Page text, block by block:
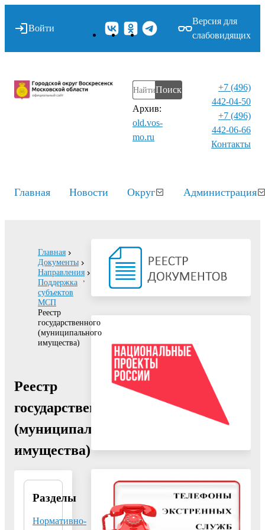
Войти
Версия для
слабовидящих
Поиск
Архив:
old.vos-
mo.ru
+7 (496)
442-04-50
+7 (496)
442-06-66
Контакты⁠
Главная Новости Округ Администрация
Главная
Документы
Направления
Поддержка
субъектов
МСП
Реестр
государственного
(муниципального
имущества)
Реестр
государственного
(муниципального
имущества)
Разделы
Нормативно-
01.07.2021
"Реестр